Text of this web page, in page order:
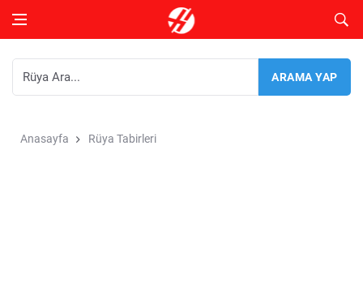
Anasayfa Rüya Tabirleri